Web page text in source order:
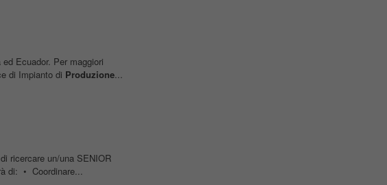
Ecuador. Per maggiori
di Impianto di Produzione...
ricercare un/una SENIOR
di: • Coordinare...